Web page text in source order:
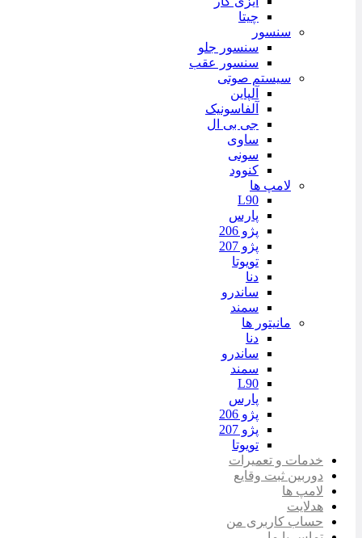
چیتا
سنسور
سنسور جلو
سنسور عقب
سیستم صوتی
آلپاین
آلفاسونیک
جی بی ال
ساوی
سونی
کنوود
لامپ ها
L90
پارس
پژو 206
پژو 207
تویوتا
دنا
ساندرو
سمند
مانیتور ها
دنا
ساندرو
سمند
L90
پارس
پژو 206
پژو 207
تویوتا
خدمات و تعمیرات
دوربین ثبت وقایع
لامپ ها
هدلایت
حساب کاربری من